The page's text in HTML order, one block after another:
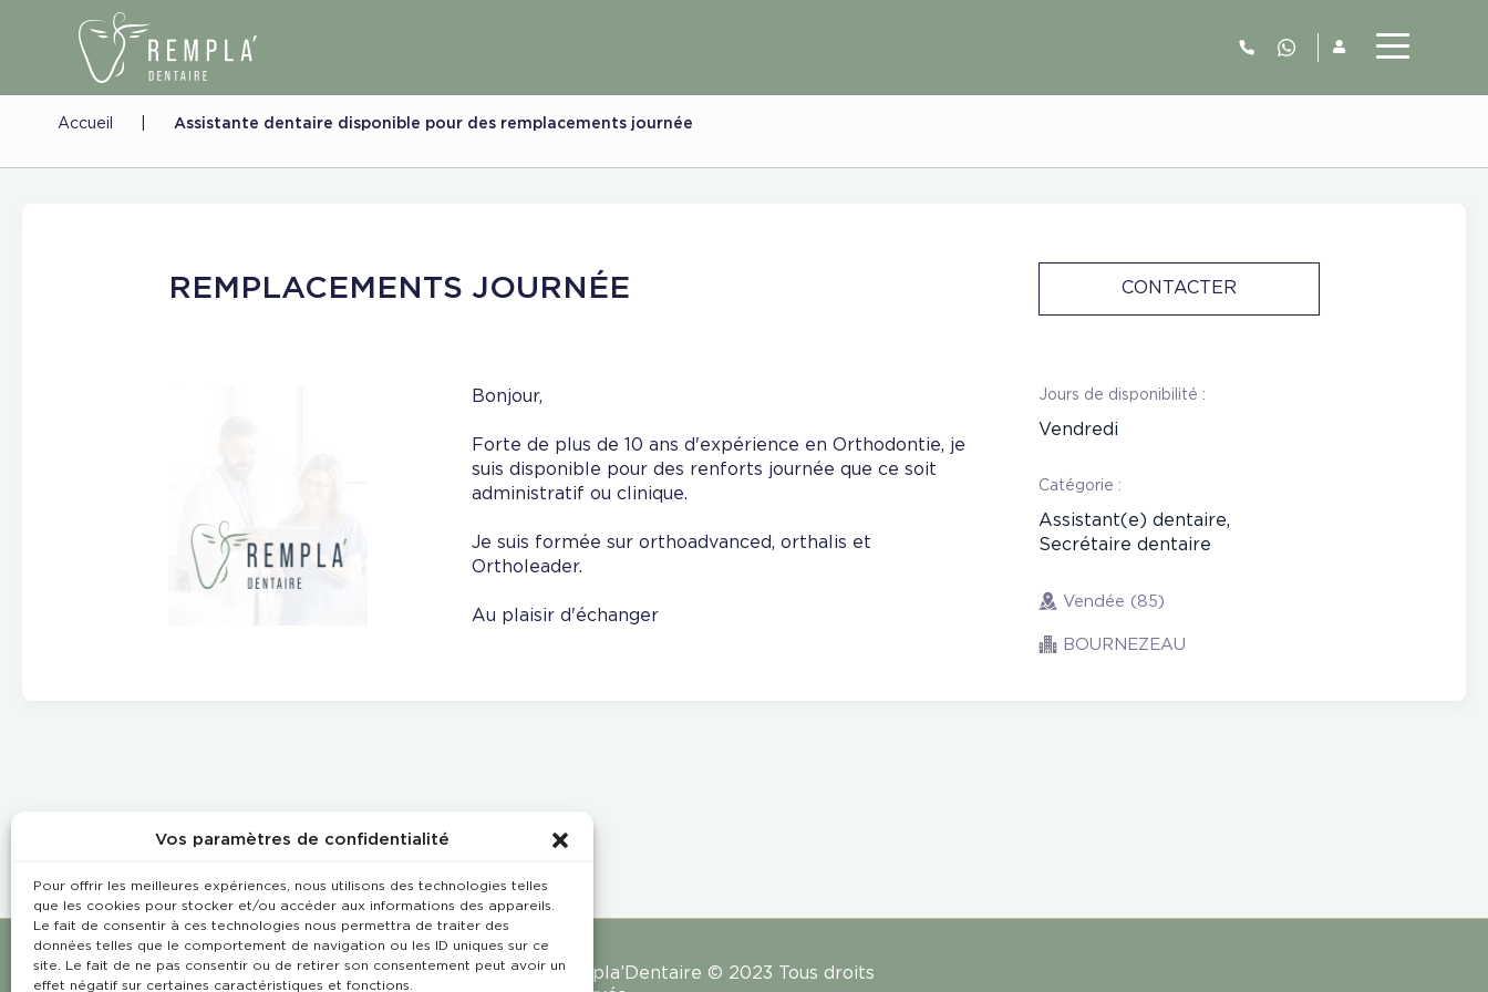
Vos paramètres de confidentialité
Pour offrir les meilleures expériences, nous utilisons des technologies telles
que les cookies pour stocker et/ou accéder aux informations des appareils.
Le fait de consentir à ces technologies nous permettra de traiter des
données telles que le comportement de navigation ou les ID uniques sur ce
site. Le fait de ne pas consentir ou de retirer son consentement peut avoir un
effet négatif sur certaines caractéristiques et fonctions.
06.52.63.77.73
Accueil Assistante dentaire disponible pour des remplacements journée
REMPLACEMENTS JOURNÉE CONTACTER
Bonjour,
Forte de plus de 10 ans d'expérience en Orthodontie, je
suis disponible pour des renforts journée que ce soit
administratif ou clinique.
Je suis formée sur orthoadvanced, orthalis et
Ortholeader.
Au plaisir d'échanger
Jours de disponibilité :
Vendredi
Catégorie :
Assistant(e) dentaire,
Secrétaire dentaire
Vendée (85)
BOURNEZEAU
Rempla’Dentaire © 2023 Tous droits